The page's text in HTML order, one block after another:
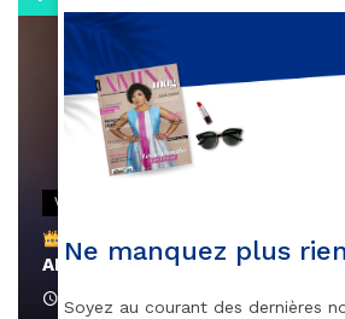
VIDEOS
Remerciements à Ayden pour
AMINA, le Magazine de la Femme
April 1, 2022
Ne manquez plus
Soyez au courant des dernières